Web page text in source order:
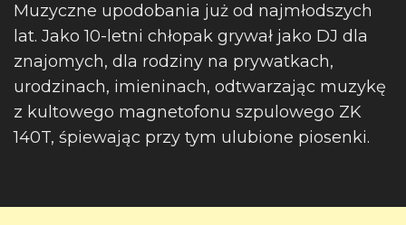
Muzyczne upodobania już od najmłodszych
lat. Jako 10-letni chłopak grywał jako DJ dla
znajomych, dla rodziny na prywatkach,
urodzinach, imieninach, odtwarzając muzykę
z kultowego magnetofonu szpulowego ZK
140T, śpiewając przy tym ulubione piosenki.